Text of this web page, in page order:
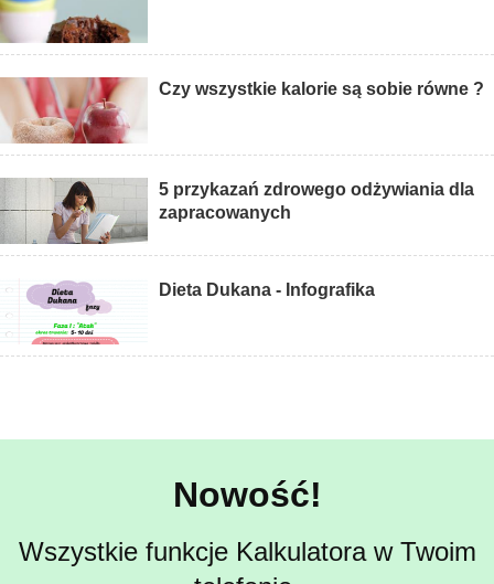
Czy wszystkie kalorie są sobie równe ?
5 przykazań zdrowego odżywiania dla
zapracowanych
Dieta Dukana - Infografika
Nowość!
Wszystkie funkcje Kalkulatora w Twoim